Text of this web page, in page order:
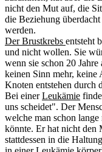
nicht den Mut auf, die
die Beziehung
werden.
Der Brustkrebs entsteht
und nicht wollen. Sie
wenn sie schon 20
keinen Sinn mehr,
Knoten entstehen durch
Bei einerLeukämie
uns scheidet". Der
welche man schon
könnte. Er hat nicht den
stattdessen in die